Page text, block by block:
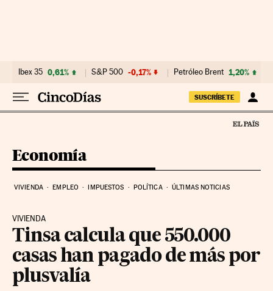
Ibex 35 0,61% S&P 500 -0,17% Petróleo Brent 1,20%
SUSCRÍBETE
Economía
VIVIENDA EMPLEO IMPUESTOS POLÍTICA ÚLTIMAS NOTICIAS
VIVIENDA
Tinsa calcula que 550.000
casas han pagado de más por
plusvalía